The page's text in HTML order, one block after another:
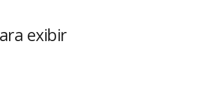
exibir